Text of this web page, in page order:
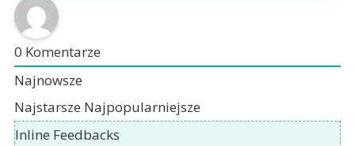
0 Komentarze
Najnowsze
Najstarsze Najpopularniejsze
Inline Feedbacks